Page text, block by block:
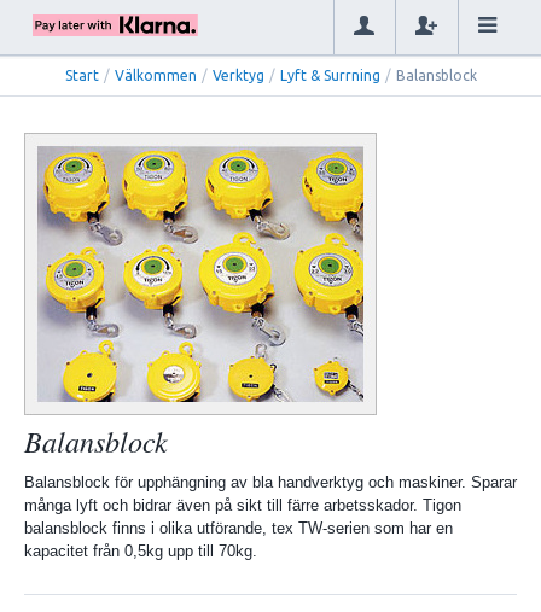
Start / Välkommen / Verktyg / Lyft & Surrning / Balansblock
Balansblock
Balansblock för upphängning av bla handverktyg och maskiner. Sparar
många lyft och bidrar även på sikt till färre arbetsskador. Tigon
balansblock finns i olika utförande, tex TW-serien som har en
kapacitet från 0,5kg upp till 70kg.